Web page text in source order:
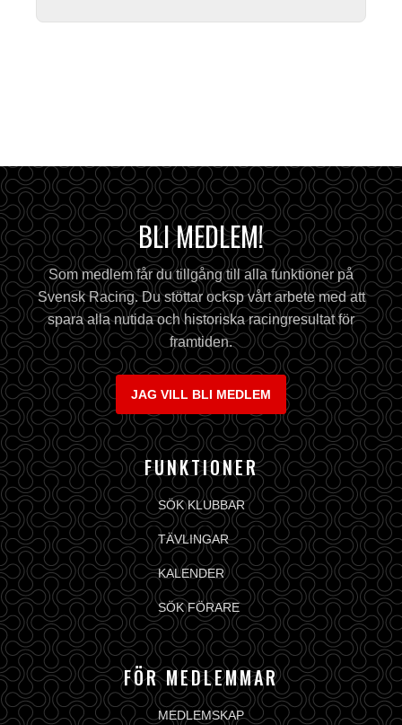
BLI MEDLEM!
Som medlem får du tillgång till alla funktioner på
Svensk Racing. Du stöttar ocksp vårt arbete med att
spara alla nutida och historiska racingresultat för
framtiden.
JAG VILL BLI MEDLEM
FUNKTIONER
SÖK KLUBBAR
TÄVLINGAR
KALENDER
SÖK FÖRARE
FÖR MEDLEMMAR
MEDLEMSKAP